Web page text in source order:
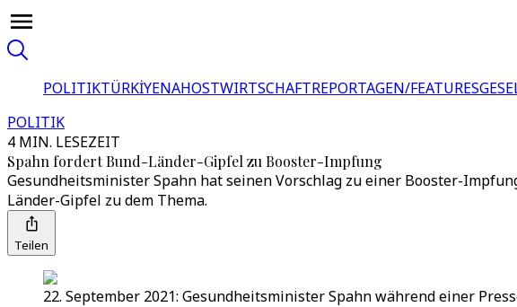
POLITIKTÜRKİYENAHOSTWIRTSCHAFTREPORTAGEN/FEATURES
POLITIK
4 MIN. LESEZEIT
Spahn fordert Bund-Länder-Gipfel zu Booster-Impfung
Gesundheitsminister Spahn hat seinen Vorschlag zu einer Booster-
Länder-Gipfel zu dem Thema.
Teilen
22. September 2021: Gesundheitsminister Spahn während einer